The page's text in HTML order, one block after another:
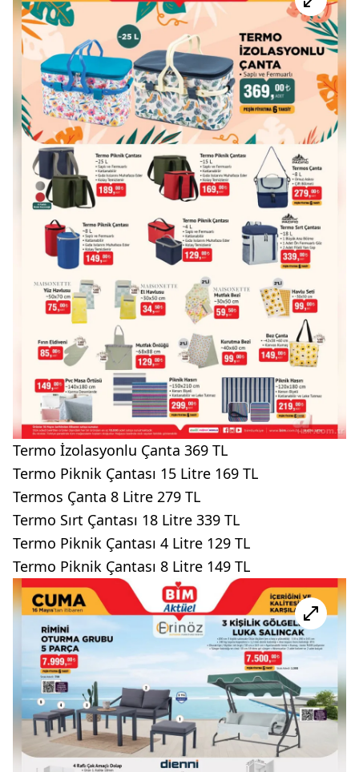
Termo İzolasyonlu Çanta 369 TL
Termo Piknik Çantası 15 Litre 169 TL
Termos Çanta 8 Litre 279 TL
Termo Sırt Çantası 18 Litre 339 TL
Termo Piknik Çantası 4 Litre 129 TL
Termo Piknik Çantası 8 Litre 149 TL